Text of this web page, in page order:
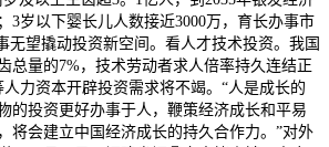
3岁以下婴长儿人数接近3000万，育长办事市
无望撬动投资新空间。看人才技术投资。我国
总量的7%，技术劳动者求人倍率持久连结正
力资本开辟投资需求将不竭。“人是成长的
的投资更好办事于人，鞭策经济成长和平易
将会建立中国经济成长的持久合作力。”对外